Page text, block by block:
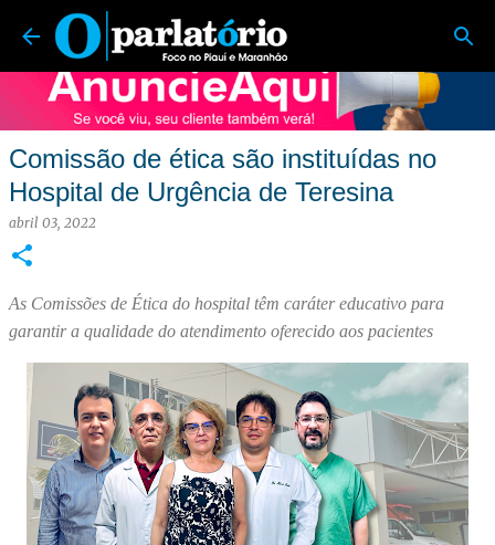
Pular para o conteúdo principal
O Parlatório | Foco no Piauí e Maranhão
Comissão de ética são instituídas no
Hospital de Urgência de Teresina
abril 03, 2022
As Comissões de Ética do hospital têm caráter educativo para
garantir a qualidade do atendimento oferecido aos pacientes